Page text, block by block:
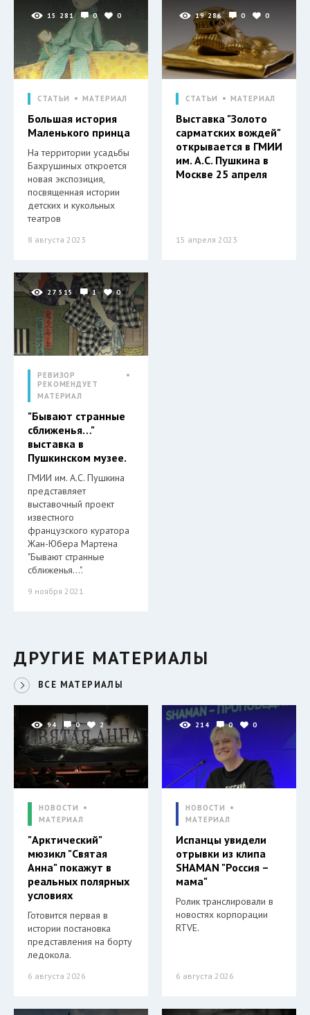
15 281 0 0
СТАТЬИ МАТЕРИАЛ
Большая история
Маленького принца
На территории усадьбы
Бахрушиных откроется
новая экспозиция,
посвященная истории
детских и кукольных
театров
8 августа 2023
19 286 0 0
СТАТЬИ МАТЕРИАЛ
Выставка "Золото
сарматских вождей"
открывается в ГМИИ
им. А.С. Пушкина в
Москве 25 апреля
15 апреля 2023
27 515 1 0
РЕВИЗОР
РЕКОМЕНДУЕТ
МАТЕРИАЛ
"Бывают странные
сближенья…"
выставка в
Пушкинском музее.
ГМИИ им. А.С. Пушкина
представляет
выставочный проект
известного
французского куратора
Жан-Юбера Мартена
"Бывают странные
сближенья…".
9 ноября 2021
ДРУГИЕ МАТЕРИАЛЫ
ВСЕ МАТЕРИАЛЫ
94 0 2
НОВОСТИ
МАТЕРИАЛ
"Арктический"
мюзикл "Святая
Анна" покажут в
реальных полярных
условиях
Готовится первая в
истории постановка
представления на борту
ледокола.
6 августа 2026
214 0 0
НОВОСТИ
МАТЕРИАЛ
Испанцы увидели
отрывки из клипа
SHAMAN "Россия –
мама"
Ролик транслировали в
новостях корпорации
RTVE.
6 августа 2026